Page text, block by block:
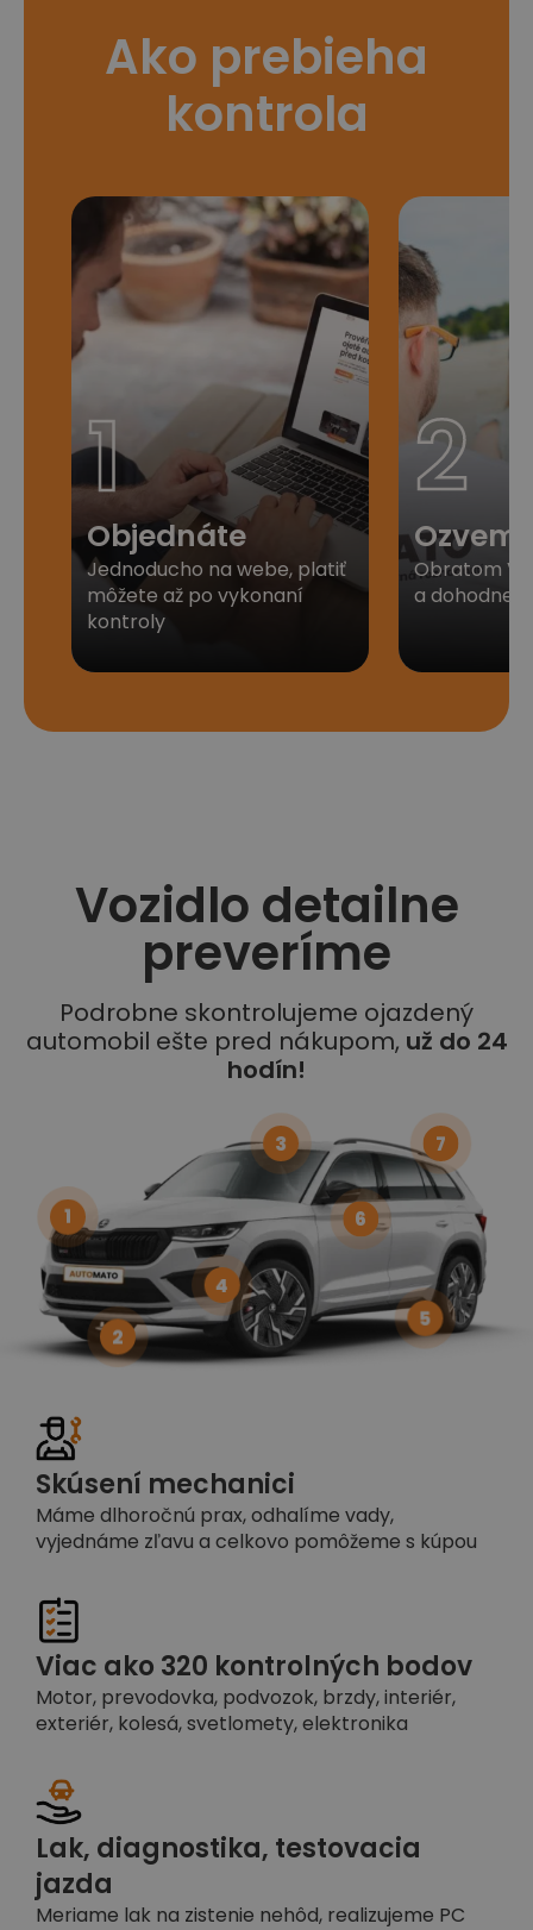
Ako prebieha
kontrola
1
Objednáte
Jednoducho na webe, platiť
môžete až po vykonaní
kontroly
2
Obratom
a
Vozidlo detailne
preveríme
Podrobne skontrolujeme ojazdený
automobil ešte pred nákupom, už do 24
hodín!
Skúsení mechanici
Máme dlhoročnú prax, odhalíme vady,
vyjednáme zľavu a celkovo pomôžeme s kúpou
Viac ako 320 kontrolných bodov
Motor, prevodovka, podvozok, brzdy, interiér,
exteriér, kolesá, svetlomety, elektronika
Lak, diagnostika, testovacia
jazda
Meriame lak na zistenie nehôd, realizujeme PC
1
2
3
4
5
6
7